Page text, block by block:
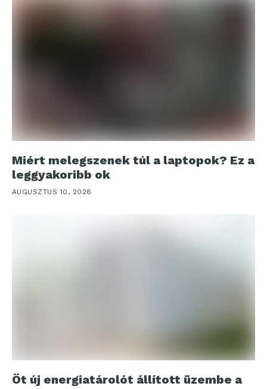
Miért melegszenek túl a laptopok? Ez a
leggyakoribb ok
AUGUSZTUS 10, 2026
Öt új energiatárolót állított üzembe a